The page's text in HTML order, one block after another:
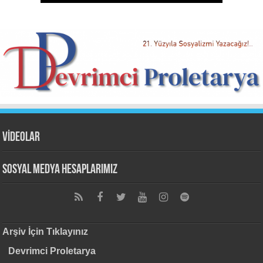
VİDEOLAR
Sosyal Medya Hesaplarımız
Arşiv İçin Tıklayınız
Devrimci Proletarya